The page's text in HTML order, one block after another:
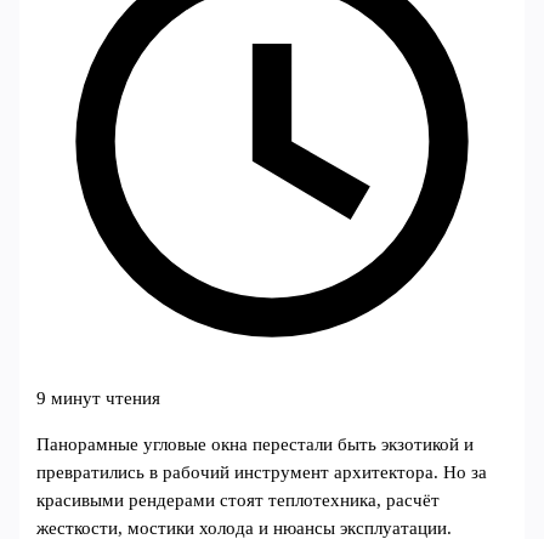
9 минут чтения
Панорамные угловые окна перестали быть экзотикой и
превратились в рабочий инструмент архитектора. Но за
красивыми рендерами стоят теплотехника, расчёт
жесткости, мостики холода и нюансы эксплуатации.